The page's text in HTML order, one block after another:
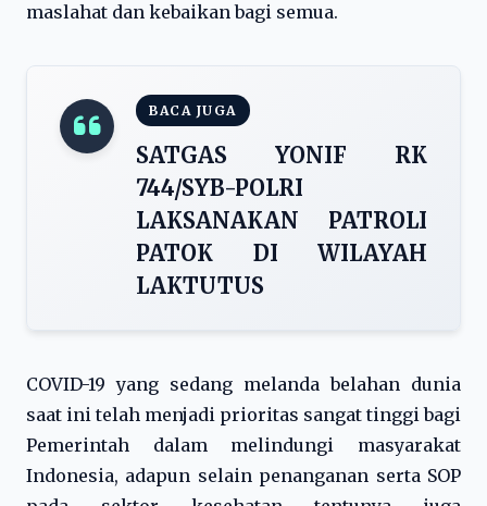
maslahat dan kebaikan bagi semua.
BACA JUGA
SATGAS YONIF RK
744/SYB-POLRI
LAKSANAKAN PATROLI
PATOK DI WILAYAH
LAKTUTUS
COVID-19 yang sedang melanda belahan dunia
saat ini telah menjadi prioritas sangat tinggi bagi
Pemerintah dalam melindungi masyarakat
Indonesia, adapun selain penanganan serta SOP